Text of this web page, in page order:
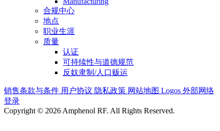
合规中心
地点
职业生涯
质量
认证
可持续性与道德规范
反奴隶制/人口贩运
销售条款与条件 用户协议 隐私政策 网站地图 Logos 外部网络
登录
Copyright © 2026 Amphenol RF. All Rights Reserved.